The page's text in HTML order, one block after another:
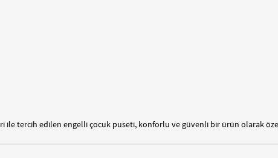
tercih edilen engelli çocuk puseti, konforlu ve güvenli bir ürün olarak